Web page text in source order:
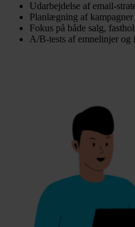
Udarbejdelse af email-
Planlægning af kampagner
Fokus på både salg,
A/B-tests af emnelinjer og